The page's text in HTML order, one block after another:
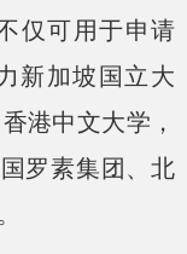
仅可用于申请
新加坡国立大
港中文大学，
罗素集团、北